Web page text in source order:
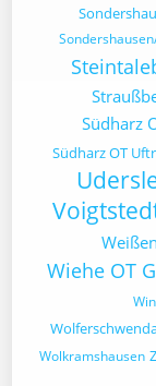
Südharz
Südharz OT
Wiehe OT
Wolkramshausen